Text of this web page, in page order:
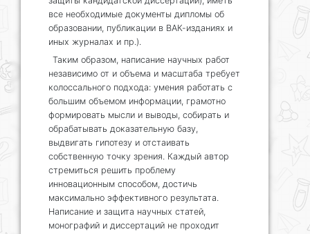
все необходимые документы дипломы об
образовании, публикации в ВАК-изданиях и
иных журналах и пр.).
Таким образом, написание научных работ
независимо от и объема и масштаба требует
колоссального подхода: умения работать с
большим объемом информации, грамотно
формировать мысли и выводы, собирать и
обрабатывать доказательную базу,
выдвигать гипотезу и отстаивать
собственную точку зрения. Каждый автор
стремиться решить проблему
инновационным способом, достичь
максимально эффективного результата.
Написание и защита научных статей,
монографий и диссертаций не проходит